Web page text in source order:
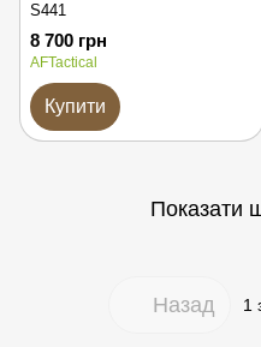
S441
8 700 грн
AFTactical
Купити
Показати
Назад 1